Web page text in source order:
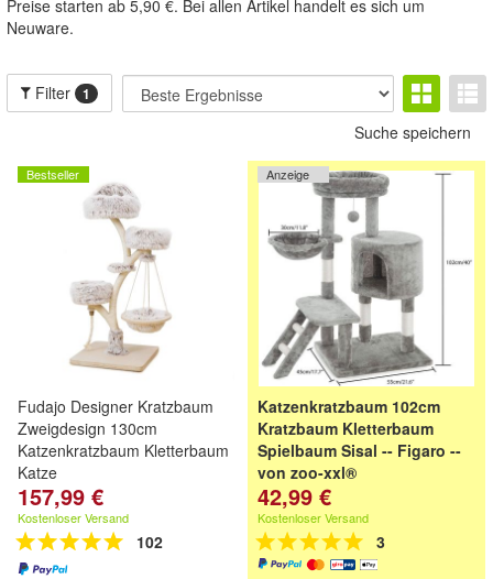
Preise starten ab 5,90 €. Bei allen Artikel handelt es sich um
Neuware.
Filter 1
Suche speichern
Bestseller
Fudajo Designer Kratzbaum
Zweigdesign 130cm
Katzenkratzbaum Kletterbaum
Katze
157,99 €
Kostenloser Versand
102
Anzeige
Katzenkratzbaum 102cm
Kratzbaum Kletterbaum
Spielbaum Sisal -- Figaro --
von zoo-xxl®
42,99 €
Kostenloser Versand
3